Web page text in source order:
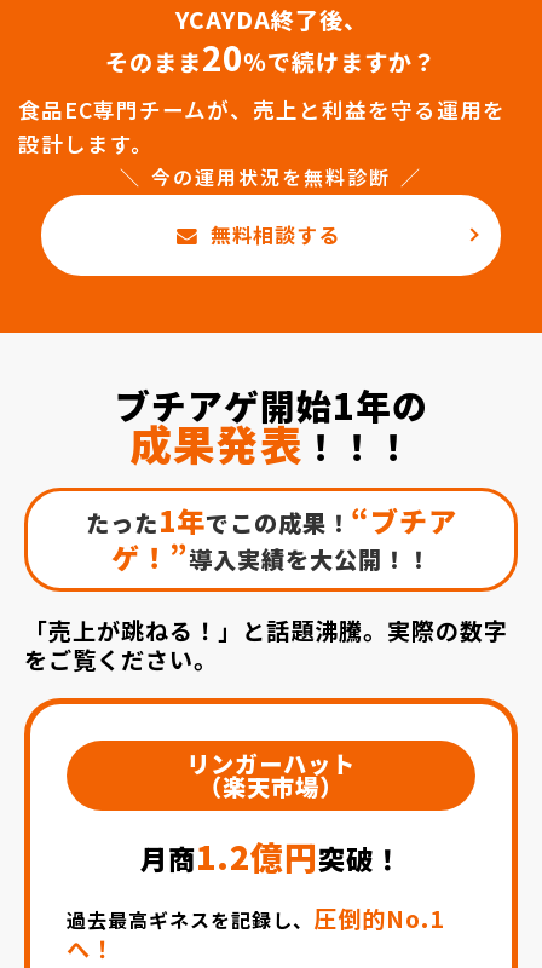
YCAYDA終了後、
そのまま20％で続けますか？
食品EC専門チームが、売上と利益を守る運用を
設計します。
今の運用状況を無料診断
無料相談する
ブチアゲ開始1年の
成果発表 ！！！
たった1年でこの成果！ “ブチア
ゲ！”導入実績を大公開！！
「売上が跳ねる！」と話題沸騰。実際の数字
をご覧ください。
リンガーハット
（楽天市場）
月商1.2億円突破！
過去最高ギネスを記録し、 圧倒的No.1
へ！